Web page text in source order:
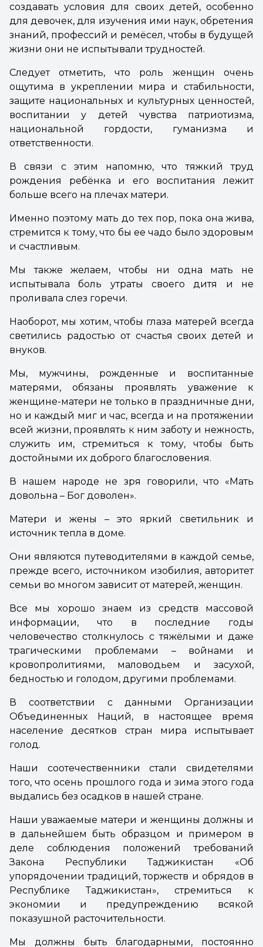
создавать условия для своих детей, особенно
для девочек, для изучения ими наук, обретения
знаний, профессий и ремёсел, чтобы в будущей
жизни они не испытывали трудностей.
Следует отметить, что роль женщин очень
ощутима в укреплении мира и стабильности,
защите национальных и культурных ценностей,
воспитании у детей чувства патриотизма,
национальной гордости, гуманизма и
ответственности.
В связи с этим напомню, что тяжкий труд
рождения ребёнка и его воспитания лежит
больше всего на плечах матери.
Именно поэтому мать до тех пор, пока она жива,
стремится к тому, что бы ее чадо было здоровым
и счастливым.
Мы также желаем, чтобы ни одна мать не
испытывала боль утраты своего дитя и не
проливала слез горечи.
Наоборот, мы хотим, чтобы глаза матерей всегда
светились радостью от счастья своих детей и
внуков.
Мы, мужчины, рожденные и воспитанные
матерями, обязаны проявлять уважение к
женщине-матери не только в праздничные дни,
но и каждый миг и час, всегда и на протяжении
всей жизни, проявлять к ним заботу и нежность,
служить им, стремиться к тому, чтобы быть
достойными их доброго благословения.
В нашем народе не зря говорили, что «Мать
довольна – Бог доволен».
Матери и жены – это яркий светильник и
источник тепла в доме.
Они являются путеводителями в каждой семье,
прежде всего, источником изобилия, авторитет
семьи во многом зависит от матерей, женщин.
Все мы хорошо знаем из средств массовой
информации, что в последние годы
человечество столкнулось с тяжёлыми и даже
трагическими проблемами – войнами и
кровопролитиями, маловодьем и засухой,
бедностью и голодом, другими проблемами.
В соответствии с данными Организации
Объединенных Наций, в настоящее время
население десятков стран мира испытывает
голод.
Наши соотечественники стали свидетелями
того, что осень прошлого года и зима этого года
выдались без осадков в нашей стране.
Наши уважаемые матери и женщины должны и
в дальнейшем быть образцом и примером в
деле соблюдения положений требований
Закона Республики Таджикистан «Об
упорядочении традиций, торжеств и обрядов в
Республике Таджикистан», стремиться к
экономии и предупреждению всякой
показушной расточительности.
Мы должны быть благодарными, постоянно